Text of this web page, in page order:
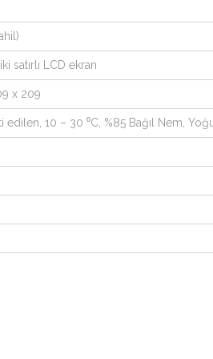
satırlı LCD ekran
x 209
edilen, 10 – 30 ⁰C, %85 Bağıl Nem,